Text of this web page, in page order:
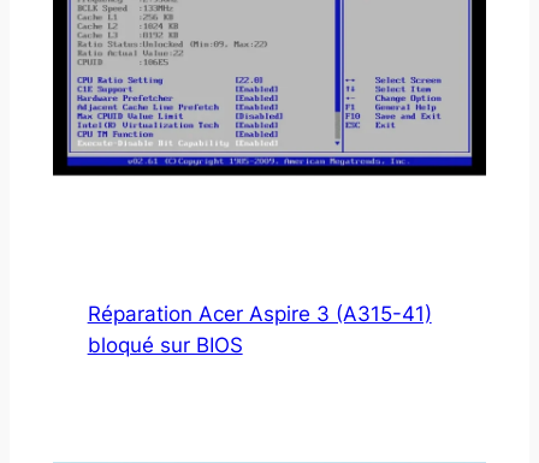
Réparation Acer Aspire 3 (A315-41)
bloqué sur BIOS